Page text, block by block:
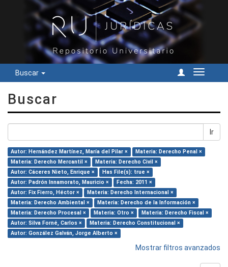
Buscar
Cambiar
Buscar
Ir
Autor: Hernández Martínez, María del Pilar ×
Materia: Derecho Penal ×
Materia: Derecho Mercantil ×
Materia: Derecho Civil ×
Autor: Cáceres Nieto, Enrique ×
Has File(s): true ×
Autor: Padrón Innamorato, Mauricio ×
Fecha: 2011 ×
Autor: Fix Fierro, Héctor ×
Materia: Derecho Internacional ×
Materia: Derecho Ambiental ×
Materia: Derecho de la Información ×
Materia: Derecho Procesal ×
Materia: Otro ×
Materia: Derecho Fiscal ×
Autor: Silva Forné, Carlos ×
Materia: Derecho Constitucional ×
Autor: González Galván, Jorge Alberto ×
Mostrar filtros avanzados